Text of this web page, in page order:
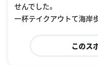
せんでした。
一杯テイクアウトて海岸
このス